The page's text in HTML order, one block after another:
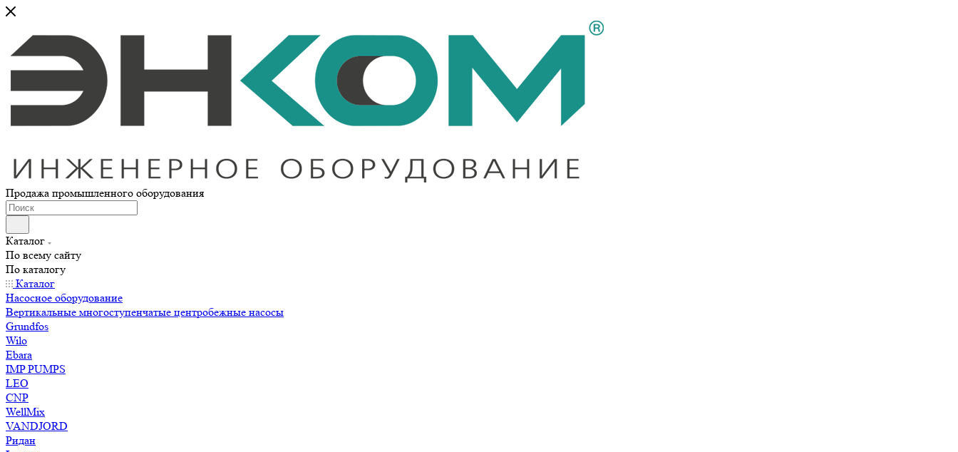
Продажа промышленного оборудования
Каталог
По всему сайту
По каталогу
Каталог
Насосное оборудование
Вертикальные многоступенчатые центробежные насосы
Grundfos
Wilo
Ebara
IMP PUMPS
LEO
CNP
WellMix
VANDJORD
Ридан